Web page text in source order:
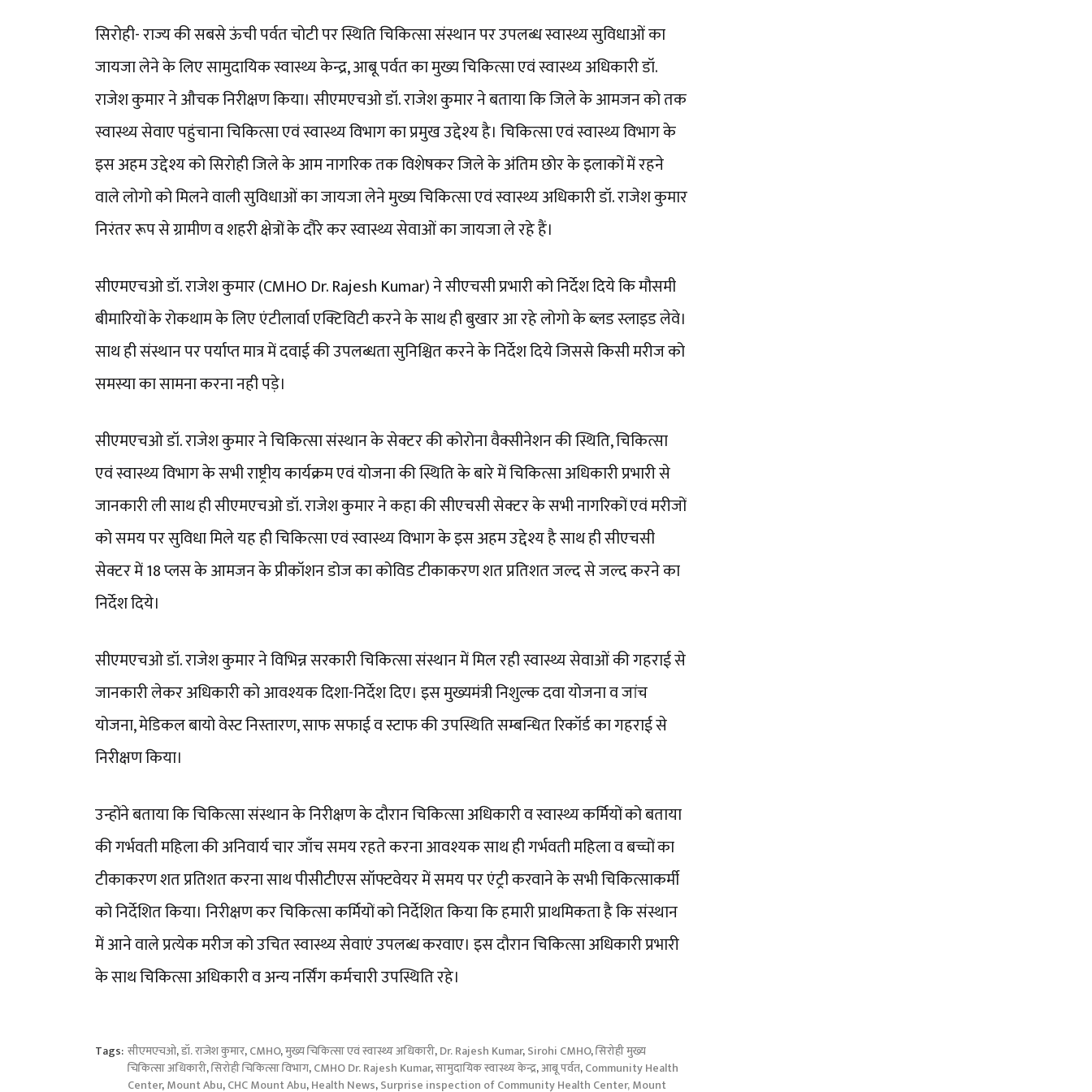
सिरोही- राज्य की सबसे ऊंची पर्वत चोटी पर स्थिति चिकित्सा संस्थान पर उपलब्ध स्वास्थ्य सुविधाओं का
जायजा लेने के लिए सामुदायिक स्वास्थ्य केन्द्र, आबू पर्वत का मुख्य चिकित्सा एवं स्वास्थ्य अधिकारी डॉ.
राजेश कुमार ने औचक निरीक्षण किया। सीएमएचओ डॉ. राजेश कुमार ने बताया कि जिले के आमजन को तक
स्वास्थ्य सेवाए पहुंचाना चिकित्सा एवं स्वास्थ्य विभाग का प्रमुख उद्देश्य है। चिकित्सा एवं स्वास्थ्य विभाग के
इस अहम उद्देश्य को सिरोही जिले के आम नागरिक तक विशेषकर जिले के अंतिम छोर के इलाकों में रहने
वाले लोगो को मिलने वाली सुविधाओं का जायजा लेने मुख्य चिकित्सा एवं स्वास्थ्य अधिकारी डॉ. राजेश कुमार
निरंतर रूप से ग्रामीण व शहरी क्षेत्रों के दौरे कर स्वास्थ्य सेवाओं का जायजा ले रहे हैं।
सीएमएचओ डॉ. राजेश कुमार (CMHO Dr. Rajesh Kumar) ने सीएचसी प्रभारी को निर्देश दिये कि मौसमी
बीमारियों के रोकथाम के लिए एंटीलार्वा एक्टिविटी करने के साथ ही बुखार आ रहे लोगो के ब्लड स्लाइड लेवे।
साथ ही संस्थान पर पर्याप्त मात्र में दवाई की उपलब्धता सुनिश्चित करने के निर्देश दिये जिससे किसी मरीज को
समस्या का सामना करना नही पड़े।
सीएमएचओ डॉ. राजेश कुमार ने चिकित्सा संस्थान के सेक्टर की कोरोना वैक्सीनेशन की स्थिति, चिकित्सा
एवं स्वास्थ्य विभाग के सभी राष्ट्रीय कार्यक्रम एवं योजना की स्थिति के बारे में चिकित्सा अधिकारी प्रभारी से
जानकारी ली साथ ही सीएमएचओ डॉ. राजेश कुमार ने कहा की सीएचसी सेक्टर के सभी नागरिकों एवं मरीजों
को समय पर सुविधा मिले यह ही चिकित्सा एवं स्वास्थ्य विभाग के इस अहम उद्देश्य है साथ ही सीएचसी
सेक्टर में 18 प्लस के आमजन के प्रीकॉशन डोज का कोविड टीकाकरण शत प्रतिशत जल्द से जल्द करने का
निर्देश दिये।
सीएमएचओ डॉ. राजेश कुमार ने विभिन्न सरकारी चिकित्सा संस्थान में मिल रही स्वास्थ्य सेवाओं की गहराई से
जानकारी लेकर अधिकारी को आवश्यक दिशा-निर्देश दिए। इस मुख्यमंत्री निशुल्क दवा योजना व जांच
योजना, मेडिकल बायो वेस्ट निस्तारण, साफ सफाई व स्टाफ की उपस्थिति सम्बन्धित रिकॉर्ड का गहराई से
निरीक्षण किया।
उन्होंने बताया कि चिकित्सा संस्थान के निरीक्षण के दौरान चिकित्सा अधिकारी व स्वास्थ्य कर्मियों को बताया
की गर्भवती महिला की अनिवार्य चार जाँच समय रहते करना आवश्यक साथ ही गर्भवती महिला व बच्चों का
टीकाकरण शत प्रतिशत करना साथ पीसीटीएस सॉफ्टवेयर में समय पर एंट्री करवाने के सभी चिकित्साकर्मी
को निर्देशित किया। निरीक्षण कर चिकित्सा कर्मियों को निर्देशित किया कि हमारी प्राथमिकता है कि संस्थान
में आने वाले प्रत्येक मरीज को उचित स्वास्थ्य सेवाएं उपलब्ध करवाए। इस दौरान चिकित्सा अधिकारी प्रभारी
के साथ चिकित्सा अधिकारी व अन्य नर्सिंग कर्मचारी उपस्थिति रहे।
Tags: सीएमएचओ,डॉ. राजेश कुमार,CMHO,मुख्य चिकित्सा एवं स्वास्थ्य अधिकारी,Dr. Rajesh Kumar,Sirohi CMHO,सिरोही मुख्य
चिकित्सा अधिकारी,सिरोही चिकित्सा विभाग,CMHO Dr. Rajesh Kumar,सामुदायिक स्वास्थ्य केन्द्र,आबू पर्वत,Community Health
Center,Mount Abu,CHC Mount Abu,Health News,Surprise inspection of Community Health Center, Mount